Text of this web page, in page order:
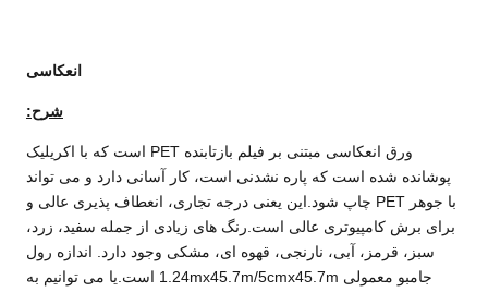
انعکاسی
شرح:
ورق انعکاسی مبتنی بر فیلم بازتابنده PET است که با اکریلیک
پوشانده شده است که پاره نشدنی است، کار آسانی دارد و می تواند
با جوهر PET چاپ شود.این یعنی درجه تجاری، انعطاف پذیری عالی و
برای برش کامپیوتری عالی است.رنگ های زیادی از جمله سفید، زرد،
سبز، قرمز، آبی، نارنجی، قهوه ای، مشکی وجود دارد. اندازه رول
جامبو معمولی 1.24mx45.7m/5cmx45.7m است.یا می توانیم به